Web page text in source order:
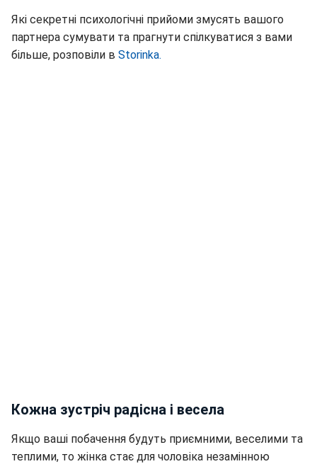
Які секретні психологічні прийоми змусять вашого
партнера сумувати та прагнути спілкуватися з вами
більше, розповіли в Storinka.
Кожна зустріч радісна і весела
Якщо ваші побачення будуть приємними, веселими та
теплими, то жінка стає для чоловіка незамінною